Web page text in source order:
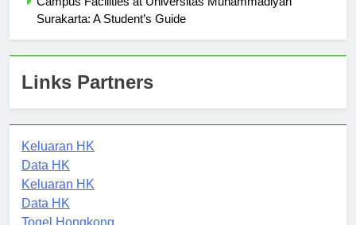
Campus Facilities at Universitas Muhammadiyah
Links Partners
Keluaran HK
Data HK
Keluaran HK
Data HK